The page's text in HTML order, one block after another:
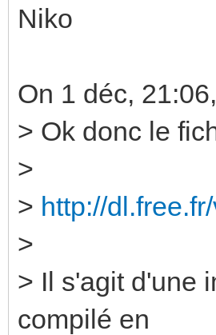
Niko
On 1 déc,
> Ok donc le
>
> http://
>
> Il s'agit d'une
compilé en